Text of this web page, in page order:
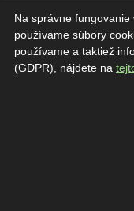
Táto webová stránka
udržateľnosti".
Na správne
používame súbory
používame a taktiež
(GDPR), nájdete na